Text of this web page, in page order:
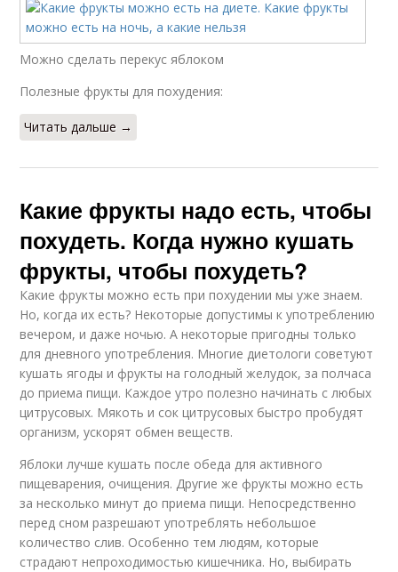
Можно сделать перекус яблоком
Полезные фрукты для похудения:
Читать дальше →
Какие фрукты надо есть, чтобы
похудеть. Когда нужно кушать
фрукты, чтобы похудеть?
Какие фрукты можно есть при похудении мы уже знаем.
Но, когда их есть? Некоторые допустимы к употреблению
вечером, и даже ночью. А некоторые пригодны только
для дневного употребления. Многие диетологи советуют
кушать ягоды и фрукты на голодный желудок, за полчаса
до приема пищи. Каждое утро полезно начинать с любых
цитрусовых. Мякоть и сок цитрусовых быстро пробудят
организм, ускорят обмен веществ.
Яблоки лучше кушать после обеда для активного
пищеварения, очищения. Другие же фрукты можно есть
за несколько минут до приема пищи. Непосредственно
перед сном разрешают употреблять небольшое
количество слив. Особенно тем людям, которые
страдают непроходимостью кишечника. Но, выбирать